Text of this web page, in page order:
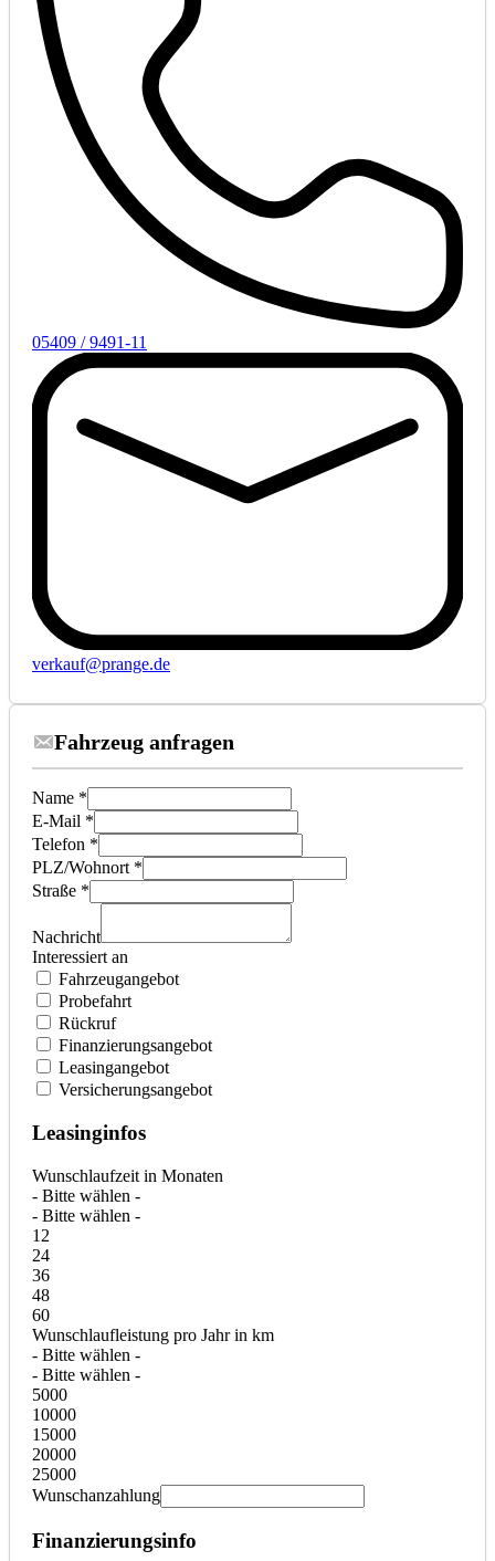
05409 / 9491-11
verkauf@prange.de
Fahrzeug anfragen
Name *
E-Mail *
Telefon *
PLZ/Wohnort *
Straße *
Nachricht
Interessiert an
Fahrzeugangebot
Probefahrt
Rückruf
Finanzierungsangebot
Leasingangebot
Versicherungsangebot
Leasinginfos
Wunschlaufzeit in Monaten
- Bitte wählen -
- Bitte wählen -
12
24
36
48
60
Wunschlaufleistung pro Jahr in km
- Bitte wählen -
- Bitte wählen -
5000
10000
15000
20000
25000
Wunschanzahlung
Finanzierungsinfo